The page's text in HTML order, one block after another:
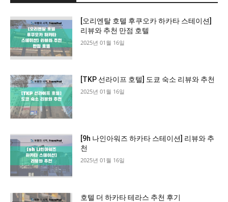
[오리엔탈 호텔 후쿠오카 하카타 스테이션]
리뷰와 추천 만점 호텔
2025년 01월 16일
[TKP 선라이프 호텔] 도쿄 숙소 리뷰와 추천
2025년 01월 16일
[9h 나인아워즈 하카타 스테이션] 리뷰와 추
천
2025년 01월 16일
호텔 더 하카타 테라스 추천 후기